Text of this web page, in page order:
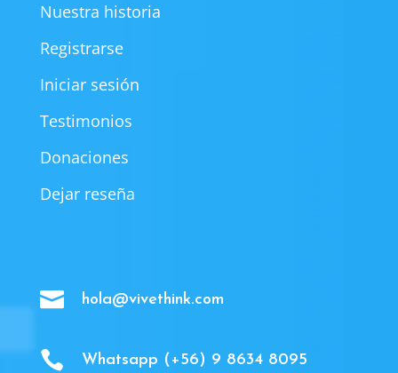
Nuestra historia
Registrarse
Iniciar sesión
Testimonios
Donaciones
Dejar reseña
 hola@vivethink.com
 Whatsapp (+56) 9 8634 8095